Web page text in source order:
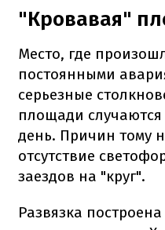
"Кровавая"
Место, где
постоянными
серьезные
площади
день. Причин тому
отсутствие
заездов на "круг".
Развязка